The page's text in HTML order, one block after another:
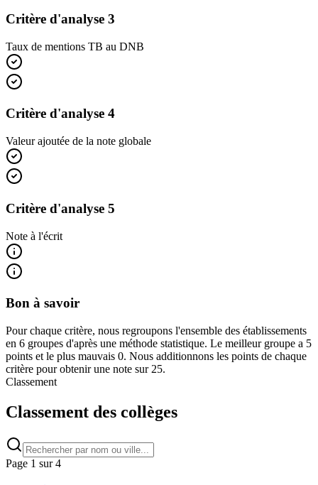
Critère d'analyse 3
Taux de mentions TB au DNB
Critère d'analyse 4
Valeur ajoutée de la note globale
Critère d'analyse 5
Note à l'écrit
Bon à savoir
Pour chaque critère, nous regroupons l'ensemble des établissements
en 6 groupes d'après une méthode statistique. Le meilleur groupe a 5
points et le plus mauvais 0. Nous additionnons les points de chaque
critère pour obtenir une note sur 25.
Classement
Classement des collèges
Page 1 sur4